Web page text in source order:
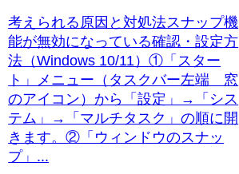
考えられる原因と対処法スナップ機
能が無効になっている 確認・設定方
法（Windows 10/11）①「スター
ト」メニュー（タスクバー左端 窓
のアイコン）から「設定」→「シス
テム」→「マルチタスク」の順に開
きます。 ②「ウィンドウのスナッ
プ」...